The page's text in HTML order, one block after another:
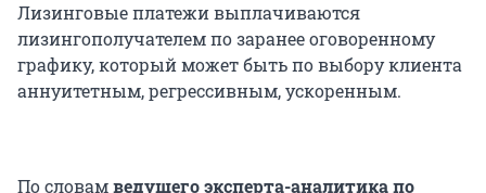
Лизинговые платежи выплачиваются
лизингополучателем по заранее оговоренному
графику, который может быть по выбору клиента
аннуитетным, регрессивным, ускоренным.
По словамведущего эксперта-аналитика по